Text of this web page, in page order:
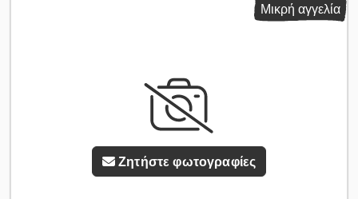
Μικρή αγγελία
Ζητήστε φωτογραφίες